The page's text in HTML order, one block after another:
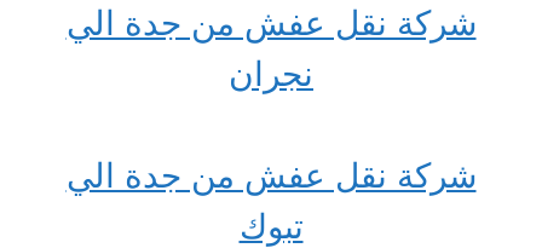
شركة نقل عفش من جدة الي
نجران
شركة نقل عفش من جدة الي
تبوك